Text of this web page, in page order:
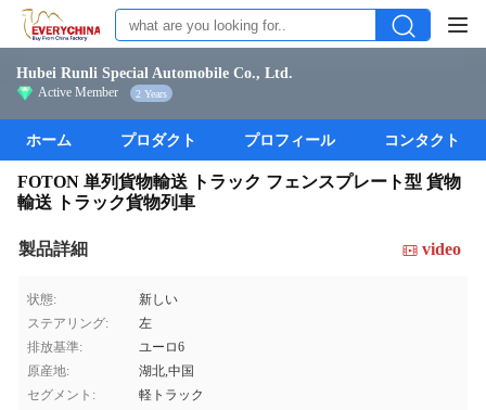
Hubei Runli Special Automobile Co., Ltd.
Active Member 2 Years
ホーム プロダクト プロフィール コンタクト
FOTON 単列貨物輸送 トラック フェンスプレート型 貨物
輸送 トラック貨物列車
製品詳細 video
状態:
新しい
ステアリング:
左
排放基準:
ユーロ6
原産地:
湖北,中国
セグメント:
軽トラック